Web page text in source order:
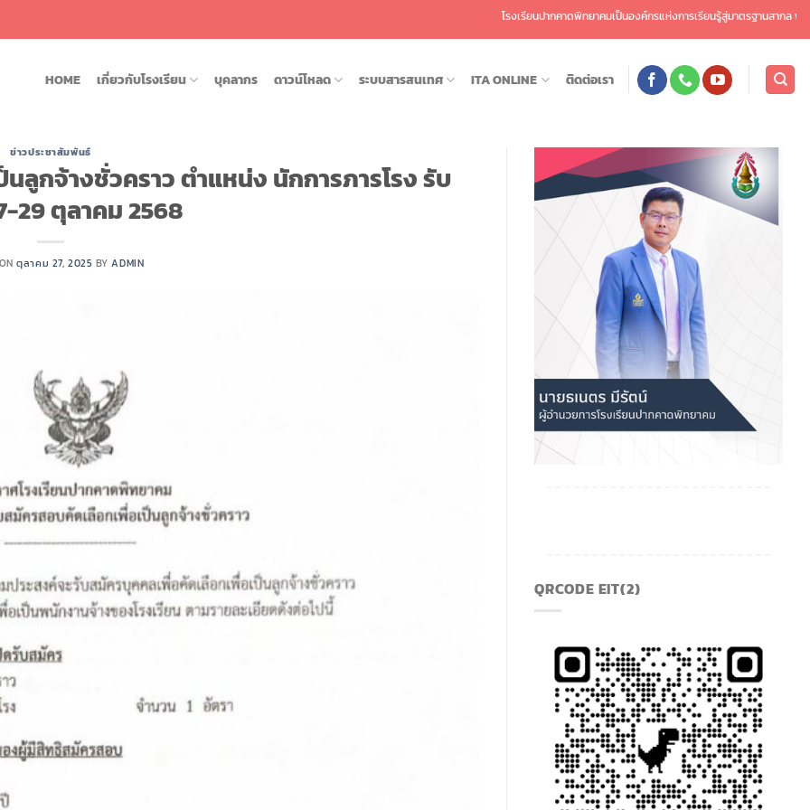
โรงเรียนปากคาดพิทยาคมเป็นองค์กรแห่งการเรียนรู้สู่มาตรฐานสากล พัฒนาศักยภ
HOME เกี่ยวกับโรงเรียน บุคลากร ดาวน์โหลด ระบบสารสนเทศ ITA ONLINE ติดต่อเรา
ข่าวประชาสัมพันธ์
ลูกจ้างชั่วคราว ตำแหน่ง นักการภารโรง รับ
29 ตุลาคม 2568
ตุลาคม 27, 2025 BYADMIN
QRCODE EIT(2)